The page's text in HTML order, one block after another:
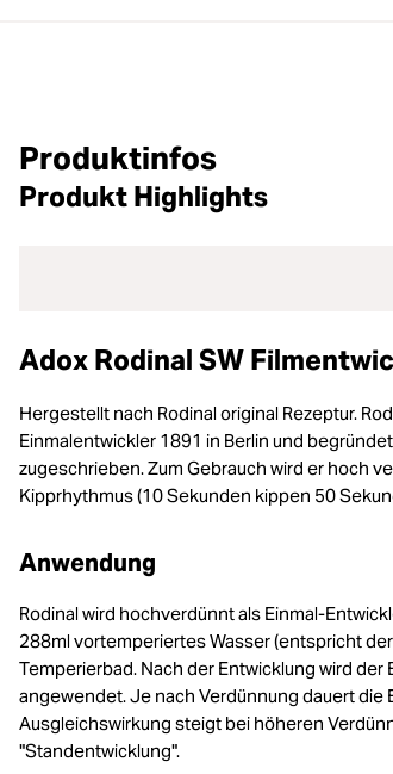
Produktinfos
Produkt Highlights
Adox Rodinal SW
Hergestellt nach Rodinal original Rezeptur.
Einmalentwickler 1891 in Berlin und
zugeschrieben. Zum Gebrauch wird er hoch
Kipprhythmus (10 Sekunden kippen 50
Anwendung
Rodinal wird hochverdünnt als Einmal-
288ml vortemperiertes Wasser (entspricht
Temperierbad. Nach der Entwicklung wird
angewendet. Je nach Verdünnung dauert
Ausgleichswirkung steigt bei höheren
"Standentwicklung".